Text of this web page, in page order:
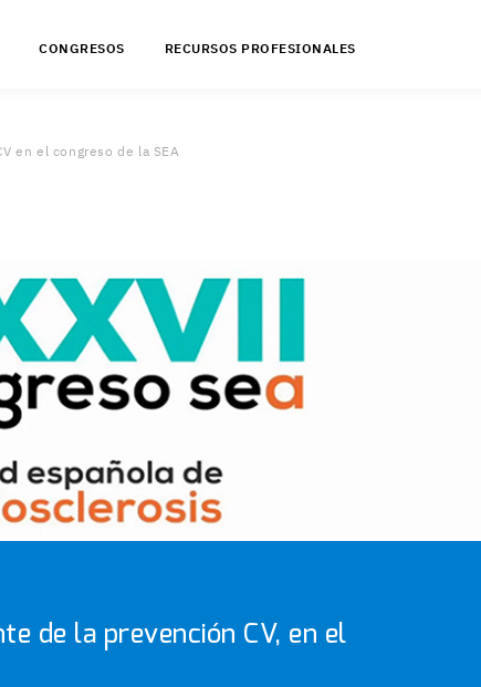
CONGRESOS RECURSOS PROFESIONALES
en el congreso de la SEA
de la prevención CV, en el